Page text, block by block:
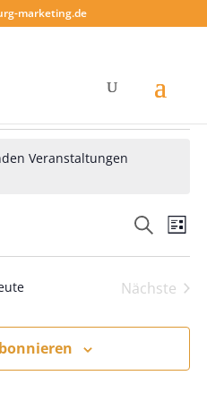
marketing.de
Veranstaltungen
SucheListe
Nächste